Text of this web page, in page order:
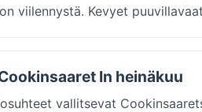
viilennystä. Kevyet
In heinäkuu
vallitsevat